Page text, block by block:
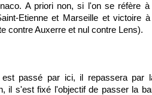
. A priori non, si l'on se réfère à
Etienne et Marseille et victoire à
contreAuxerre et nul contre Lens).
passé par ici, il repassera par
il s'est fixé l'objectif de passer la